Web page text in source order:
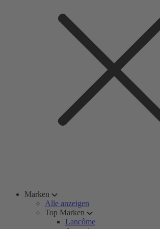
Marken
Alle anzeigen
Top Marken
Lancôme